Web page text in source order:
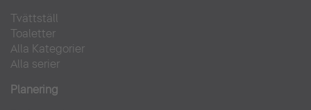
Tvättställ
Toaletter
Alla Kategorier
Alla serier
Planering